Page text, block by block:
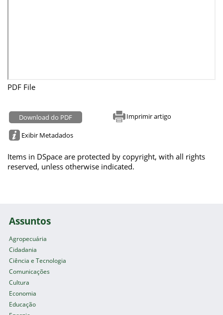
PDF File
Download do PDF Imprimir artigo
Exibir Metadados
Items in DSpace are protected by copyright, with all rights
reserved, unless otherwise indicated.
Assuntos
Agropecuária
Cidadania
Ciência e Tecnologia
Comunicações
Cultura
Economia
Educação